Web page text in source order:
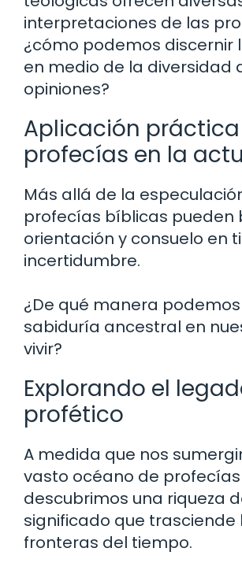
interpretaciones de las
¿cómo podemos discernir
en medio de la diversidad
opiniones?
Aplicación
profecías en la
Más allá de la
profecías bíblicas pueden
orientación y consuelo en
incertidumbre.
¿De qué manera
sabiduría ancestral en
vivir?
Explorando el
profético
A medida que nos
vasto océano de
descubrimos una riqueza
significado que trasciende
fronteras del tiempo.